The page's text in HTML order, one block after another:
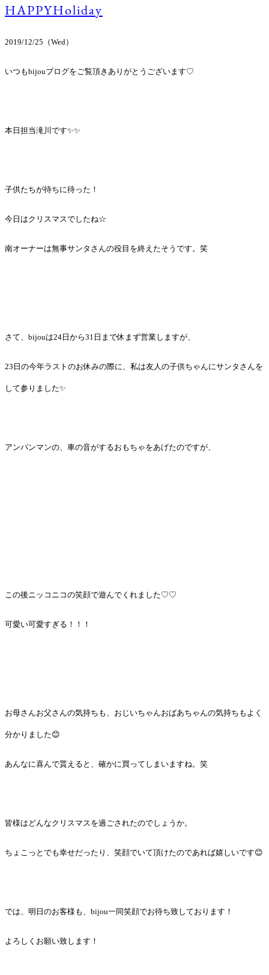
HAPPYHoliday
2019/12/25（Wed）
いつもbijouブログをご覧頂きありがとうございます♡
本日担当滝川です✨✨
子供たちが待ちに待った！
今日はクリスマスでしたね☆
南オーナーは無事サンタさんの役目を終えたそうです。笑
さて、bijouは24日から31日まで休まず営業しますが、
23日の今年ラストのお休みの際に、私は友人の子供ちゃんにサンタさんを
して参りました✨
アンパンマンの、車の音がするおもちゃをあげたのですが、
この後ニッコニコの笑顔で遊んでくれました♡♡
可愛い可愛すぎる！！！
お母さんお父さんの気持ちも、おじいちゃんおばあちゃんの気持ちもよく
分かりました😊
あんなに喜んで貰えると、確かに買ってしまいますね。笑
皆様はどんなクリスマスを過ごされたのでしょうか。
ちょこっとでも幸せだったり、笑顔でいて頂けたのであれば嬉しいです😊
では、明日のお客様も、bijou一同笑顔でお待ち致しております！
よろしくお願い致します！